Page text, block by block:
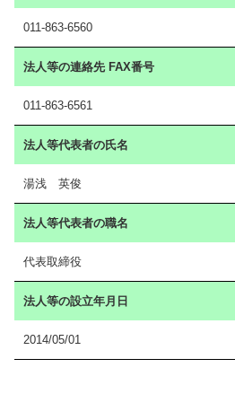
011-863-6560
法人等の連絡先 FAX番号
011-863-6561
法人等代表者の氏名
湯浅 英俊
法人等代表者の職名
代表取締役
法人等の設立年月日
2014/05/01